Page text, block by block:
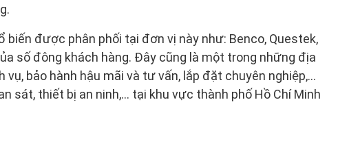
được phân phối tại đơn vị này như: Benco, Questek,
số đông khách hàng. Đây cũng là một trong những địa
bảo hành hậu mãi và tư vấn, lắp đặt chuyên nghiệp,…
sát, thiết bị an ninh,… tại khu vực thành phố Hồ Chí Minh